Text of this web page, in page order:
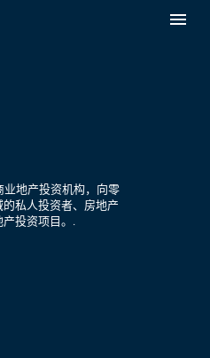
地产投资机构，向零
私人投资者、房地产
投资项目。.